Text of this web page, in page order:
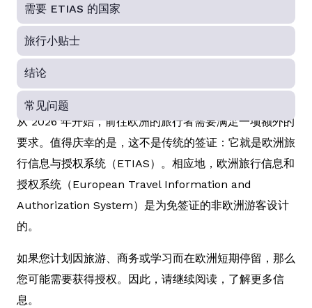
需要 ETIAS 的国家
旅行小贴士
结论
常见问题
从 2026 年开始，前往欧洲的旅行者需要满足一项额外的
要求。值得庆幸的是，这不是传统的签证：它就是欧洲旅
行信息与授权系统（ETIAS）。相应地，欧洲旅行信息和
授权系统（European Travel Information and
Authorization System）是为免签证的非欧洲游客设计
的。
如果您计划因旅游、商务或学习而在欧洲短期停留，那么
您可能需要获得授权。因此，请继续阅读，了解更多信
息。